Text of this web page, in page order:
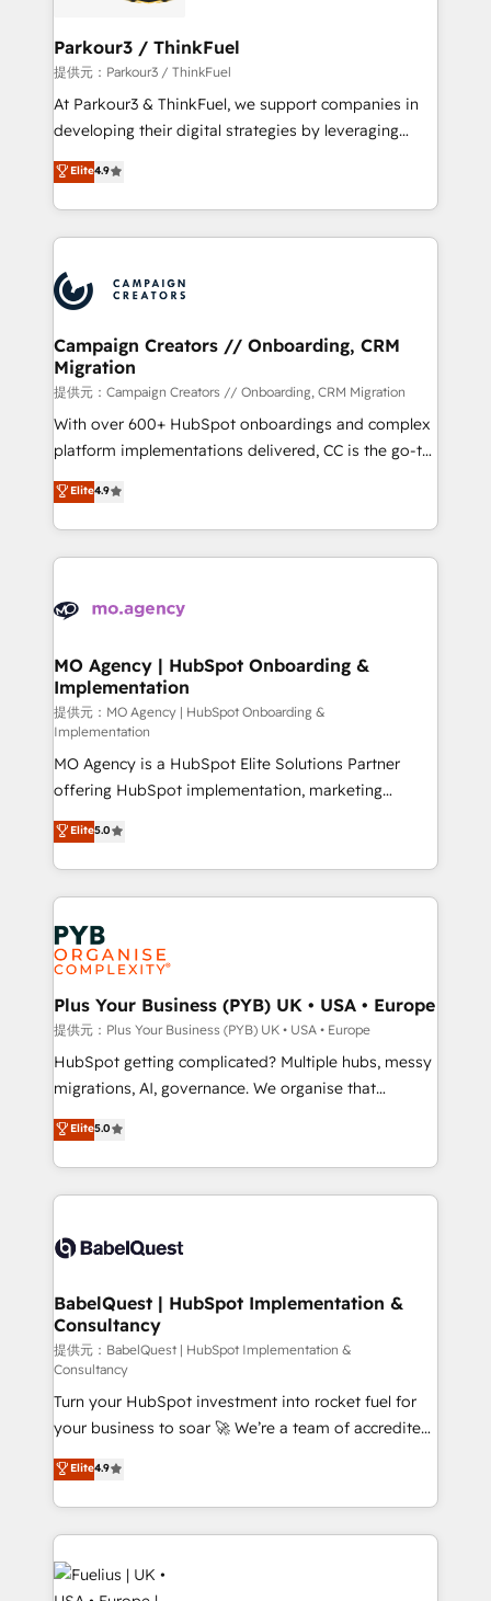
companies scale faster and smarter. 🔹 BOOMS:
Demand generation for all your buyers With BOOMS,
you invest in 100% of your buyers, accelerating your
growth and positioning yourself as an undisputed
transformation process A methodology designed to
implement HubSpot effectively and optimize your
record of business transformation, our growth-first
approach has helped brands dominate their
Parkour3 / ThinkFuel
提供元：Parkour3 / ThinkFuel
At Parkour3 & ThinkFuel, we support companies in
developing their digital strategies by leveraging
technologies and automating their marketing and
sales processes to generate growth. Our offer spans
from Strategy to Operations. We specialize in CRM
onboarding and implementation, web design, sales
extensive experience working with tech companies
and manufacturers since 2002, we are committed to
empowering our clients and developing their
autonomy. Get to grips with HubSpot through
guided implementation and seamless integration of
the CRM platform into your digital ecosystem. Would
you like support in deploying your inbound
to your needs and sales objectives. With 125+
certifications, we are part of the most certified
services are offered in both English & French.
Elite4.9
Campaign Creators // Onboarding, CRM
Migration
提供元：Campaign Creators // Onboarding, CRM Migration
With over 600+ HubSpot onboardings and complex
platform implementations delivered, CC is the go-to
Elite Solutions Partner for businesses ready to
migrate, replatform, and scale smarter. We specialize
in high-impact CRM and CMS migrations and
onboarding from platforms like Salesforce, NetSuite,
WordPress and legacy CRMs, turning fragmented
architectures that accelerate revenue operations and
performance. - Multi-object CRM migration, cleanup,
and implementation. - Pre-built and custom
integrations across your full tech stack. - Custom
object setup, CMS builds, and full-funnel automation.
- Dashboards, lifecycle campaigns, and lead
nurturing sequences. - Cross-hub setup across
Marketing, Sales, Operations, and Service Hubs. -
Ongoing optimization, managed support, and
scalable retainers. Let’s make HubSpot your most
powerful growth engine. Built to convert, scale, and
drive results.
Elite4.9
MO Agency | HubSpot Onboarding &
Implementation
提供元：MO Agency | HubSpot Onboarding &
Implementation
MO Agency is a HubSpot Elite Solutions Partner
offering HubSpot implementation, marketing
automation, CRM and RevOps consulting, B2B SEO,
paid media, content marketing, AEO and GEO (AI
search optimisation), and HubSpot Content Hub and
WordPress development. We work with enterprise
and growth-led companies across technology,
professional services, financial services and
industrial sectors. Offices in Johannesburg, Cape
Town, Dubai & London. 500+ HubSpot CRM
implementations delivered. AI visibility coverage
across ChatGPT, Claude, Perplexity, Gemini and
Google AI Overviews. HubSpot Impact Award -
Innovation HubSpot Impact Award - Platform
Migration Excellence HubSpot Impact Award -
accreditations with HubSpot.
Elite5.0
Plus Your Business (PYB) UK • USA • Europe
提供元：Plus Your Business (PYB) UK • USA • Europe
HubSpot getting complicated? Multiple hubs, messy
migrations, AI, governance. We organise that
complexity, so your team can put HubSpot to work...
Welcome to our Profile! We help with: • CRM
implementation, reports, workflows, and team
training • CRM migration from Salesforce, Pipedrive,
custom API integrations with ERP (and other
operations A little about us: • Boutique 'Elite' team of
12 • 150+ clients across Sales Hub, Marketing Hub,
Service Hub, Data Hub and CMS • ISO/IEC
27001:2022, ISO 9001:2015, and ISO 42001:2023
certified - the AI management standard • GuardHub:
our AI governance framework, built on ISO 42001
Ready for the next step? Click the 👈 '𝗖𝗼𝗻𝘁𝗮𝗰𝘁
𝗯𝘂𝘀𝗶𝗻𝗲𝘀𝘀' button to get in touch (𝘸𝘦'𝘳𝘦 𝘴𝘶𝘱𝘦𝘳
𝘳𝘦𝘴𝘱𝘰𝘯𝘴𝘪𝘷𝘦)
Elite5.0
BabelQuest | HubSpot Implementation &
Consultancy
提供元：BabelQuest | HubSpot Implementation &
Consultancy
Turn your HubSpot investment into rocket fuel for
your business to soar 🚀 We’re a team of accredited
HubSpot experts ready to help you. We can
implement the platform into complex business
environments, optimise what you've got and make
sure you can actually use it, build your website in
HubSpot or create an inbound marketing strategy
for you and execute it on HubSpot. We are on the
Elite4.9